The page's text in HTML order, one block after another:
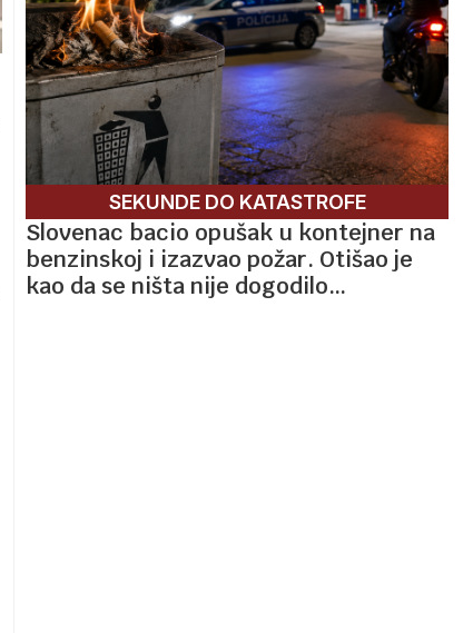
SEKUNDE DO KATASTROFE
Slovenac bacio opušak u kontejner na
benzinskoj i izazvao požar. Otišao je
kao da se ništa nije dogodilo…